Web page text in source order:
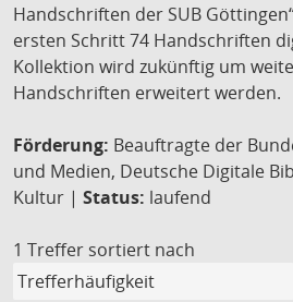
Handschriften der SUB
ersten Schritt 74 Handschriften
Kollektion wird zukünftig um
Handschriften erweitert werden.
Förderung: Beauftragte der
und Medien, Deutsche Digitale
Kultur | Status: laufend
1 Treffer sortiert nach